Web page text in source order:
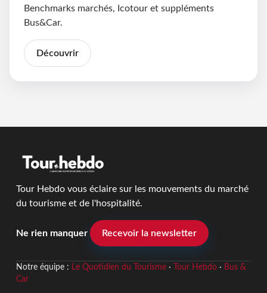
Benchmarks marchés, Icotour et suppléments
Bus&Car.
Découvrir
Tour Hebdo vous éclaire sur les mouvements du marché
du tourisme et de l'hospitalité.
Ne rien manquer Recevoir la newsletter
Notre équipe : Le Quotidien du Tourisme· Tour Hebdo· Bus &
Car